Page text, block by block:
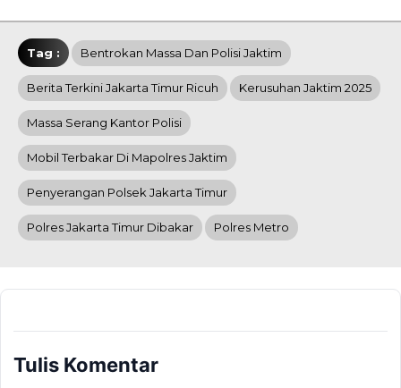
Tag : Bentrokan Massa Dan Polisi Jaktim
Berita Terkini Jakarta Timur Ricuh Kerusuhan Jaktim 2025
Massa Serang Kantor Polisi
Mobil Terbakar Di Mapolres Jaktim
Penyerangan Polsek Jakarta Timur
Polres Jakarta Timur Dibakar Polres Metro
Tulis Komentar